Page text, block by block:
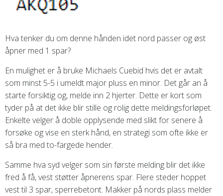
Hva tenker du om denne hånden idet nord passer og øst
åpner med 1 spar?
En mulighet er å bruke Michaels Cuebid hvis det er avtalt
som minst 5-5 i umeldt major pluss en minor. Det går an å
starte forsiktig og, melde inn 2 hjerter. Dette er kort som
tyder på at det ikke blir stille og rolig dette meldingsforløpet.
Enkelte velger å doble opplysende med slikt for senere å
forsøke og vise en sterk hånd, en strategi som ofte ikke er
så bra med to-fargede hender.
Samme hva syd velger som sin første melding blir det ikke
fred å få, vest støtter åpnerens spar. Flere steder hoppet
vest til 3 spar, sperrebetont. Makker på nords plass melder